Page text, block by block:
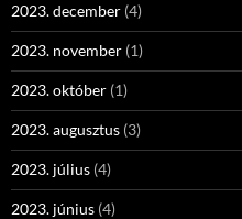
2023. december (4)
2023. november (1)
2023. október (1)
2023. augusztus (3)
2023. július (4)
2023. június (4)